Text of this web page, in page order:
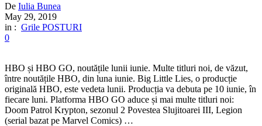
De Iulia Bunea
May 29, 2019
in : Grile POSTURI
0
HBO și HBO GO, noutățile lunii iunie. Multe titluri noi, de văzut,
între noutățile HBO, din luna iunie. Big Little Lies, o producție
originală HBO, este vedeta lunii. Producția va debuta pe 10 iunie, în
fiecare luni. Platforma HBO GO aduce și mai multe titluri noi:
Doom Patrol Krypton, sezonul 2 Povestea Slujitoarei III, Legion
(serial bazat pe Marvel Comics) …